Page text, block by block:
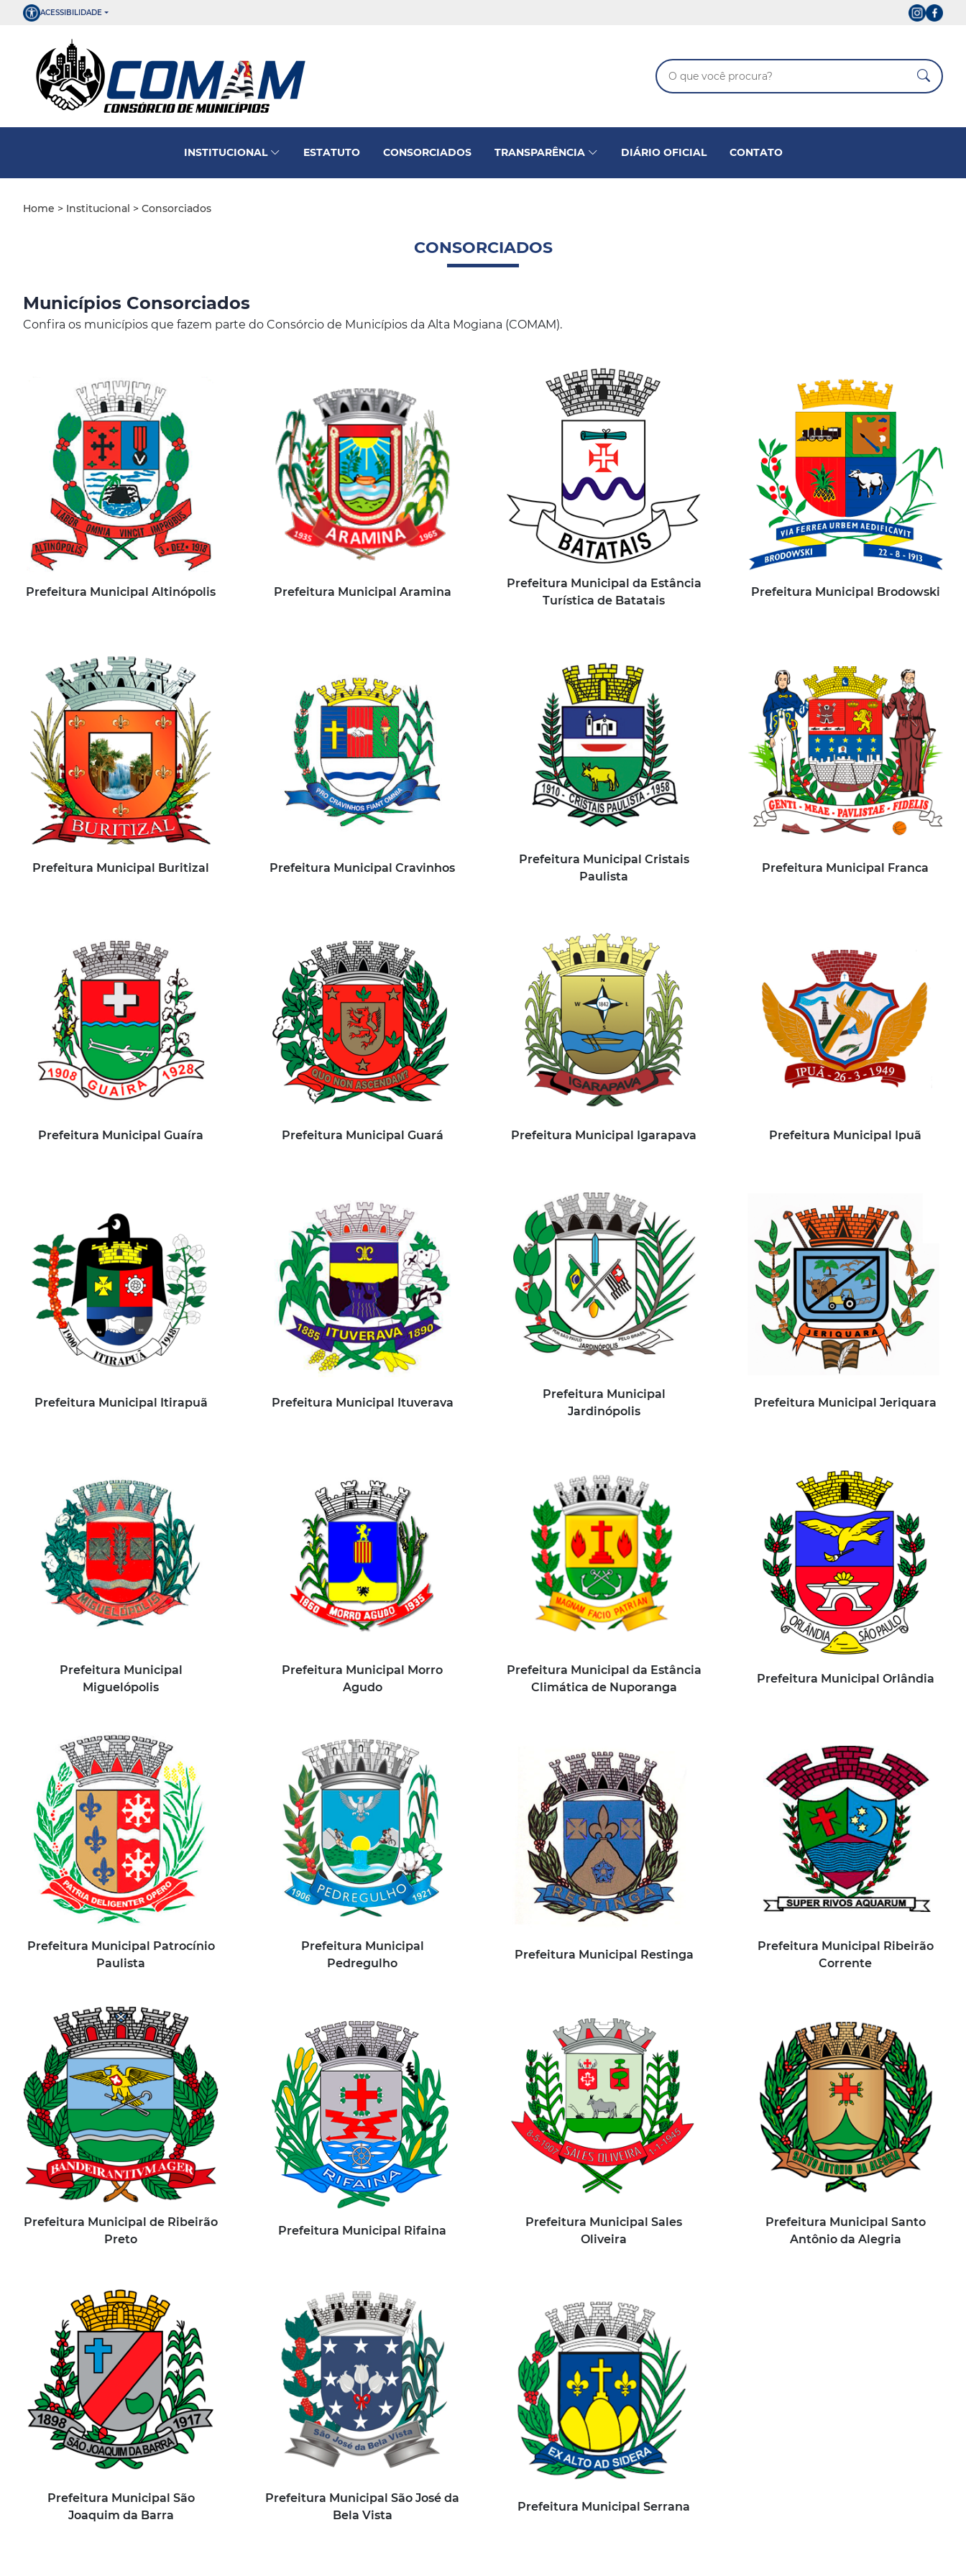
ACESSIBILIDADE
INSTITUCIONAL ESTATUTO CONSORCIADOS TRANSPARÊNCIA DIÁRIO OFICIAL CONTATO
Home > Institucional > Consorciados
CONSORCIADOS
Municípios Consorciados
Confira os municípios que fazem parte do Consórcio de Municípios da Alta Mogiana (COMAM).
Prefeitura Municipal Altinópolis Prefeitura Municipal Aramina
Prefeitura Municipal da Estância
Turística de Batatais
Prefeitura Municipal Brodowski
Prefeitura Municipal Buritizal Prefeitura Municipal Cravinhos
Prefeitura Municipal Cristais
Paulista
Prefeitura Municipal Franca
Prefeitura Municipal Guaíra Prefeitura Municipal Guará Prefeitura Municipal Igarapava Prefeitura Municipal Ipuã
Prefeitura Municipal Itirapuã Prefeitura Municipal Ituverava
Prefeitura Municipal
Jardinópolis
Prefeitura Municipal Jeriquara
Prefeitura Municipal
Miguelópolis
Prefeitura Municipal Morro
Agudo
Prefeitura Municipal da Estância
Climática de Nuporanga
Prefeitura Municipal Orlândia
Prefeitura Municipal Patrocínio
Paulista
Prefeitura Municipal
Pedregulho
Prefeitura Municipal Restinga
Prefeitura Municipal Ribeirão
Corrente
Prefeitura Municipal de Ribeirão
Preto
Prefeitura Municipal Rifaina
Prefeitura Municipal Sales
Oliveira
Prefeitura Municipal Santo
Antônio da Alegria
Prefeitura Municipal São
Joaquim da Barra
Prefeitura Municipal São José da
Bela Vista
Prefeitura Municipal Serrana